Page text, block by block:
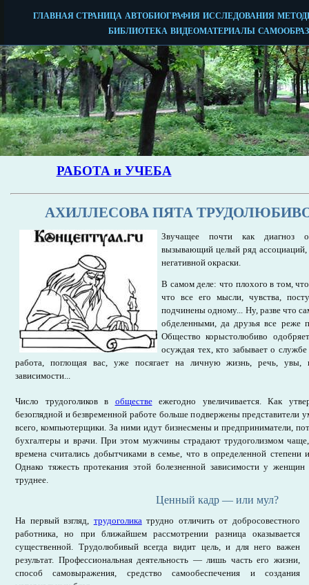
АХИЛЛЕСОВА ПЯТА
Звучащее почти как диагноз
вызывающий целый ряд ассоциаций,
негативной окраски.
В самом деле: что плохого в том,
что все его мысли, чувства,
подчинены одному... Ну, разве что
обделенными, да друзья все реже
Общество корыстолюбиво
осуждая тех, кто забывает о
работа, поглощая вас, уже посягает на личную жизнь, речь, увы,
зависимости...
Число трудоголиков в обществеежегодно увеличивается. Как
безоглядной и безвременной работе больше подвержены представители
всего, компьютерщики. За ними идут бизнесмены и предприниматели,
бухгалтеры и врачи. При этом мужчины страдают трудоголизмом
времена считались добытчиками в семье, что в определенной степени
Однако тяжесть протекания этой болезненной зависимости у женщин
труднее.
Ценный кадр — или мул?
На первый взгляд, трудоголикатрудно отличить от добросовестного
работника, но при ближайшем рассмотрении разница оказывается
существенной. Трудолюбивый всегда видит цель, и для него важен
результат. Профессиональная деятельность — лишь часть его жизни,
способ самовыражения, средство самообеспечения и создания